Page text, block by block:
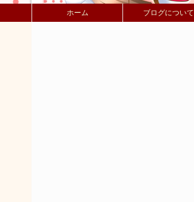
ホーム ブログについて